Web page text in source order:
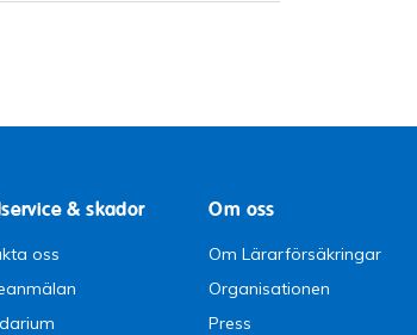
& skador
oss
Om oss
Om Lärarförsäkringar
Organisationen
Press